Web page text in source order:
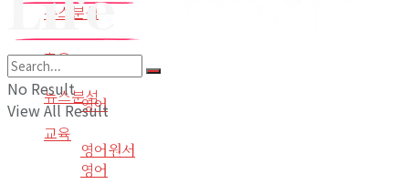
뉴스분석
교육
영어
영어원서
홈
뉴스분석
교육
영어
No Result
View All Result